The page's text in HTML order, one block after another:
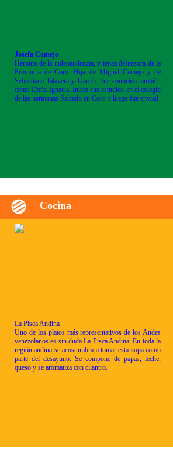
Josefa Camejo
Heroína de la independencia, y tenaz defensora de la
Provincia de Coro. Hija de Miguel Camejo y de
Sebastiana Talavera y Garcés, fue conocida también
como Doña Ignacia. Inició sus estudios en el colegio
de las hermanas Salcedo en Coro y luego fue enviad
Cocina
La Pisca Andina
Uno de los platos más representativos de los Andes
venezolanos es sin duda La Pisca Andina. En toda la
región andina se acostumbra a tomar esta sopa como
parte del desayuno. Se compone de papas, leche,
queso y se aromatiza con cilantro.